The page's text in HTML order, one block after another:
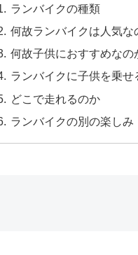
ランバイクの種類
何故ランバイクは人気な
何故子供におすすめなの
ランバイクに子供を乗せ
どこで走れるのか
ランバイクの別の楽しみ